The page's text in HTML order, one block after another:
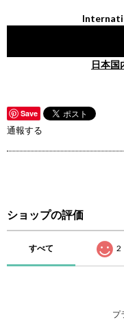
日本国
Save
通報する
ショップの評価
すべて 2
プ